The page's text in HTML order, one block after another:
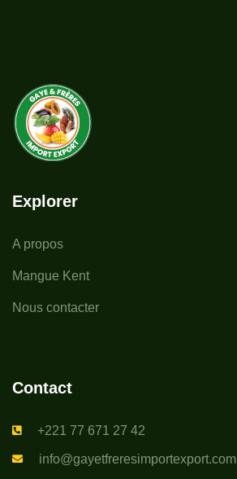
Explorer
A propos
Mangue Kent
Nous contacter
Contact
+221 77 671 27 42
info@gayetfreresimportexport.com